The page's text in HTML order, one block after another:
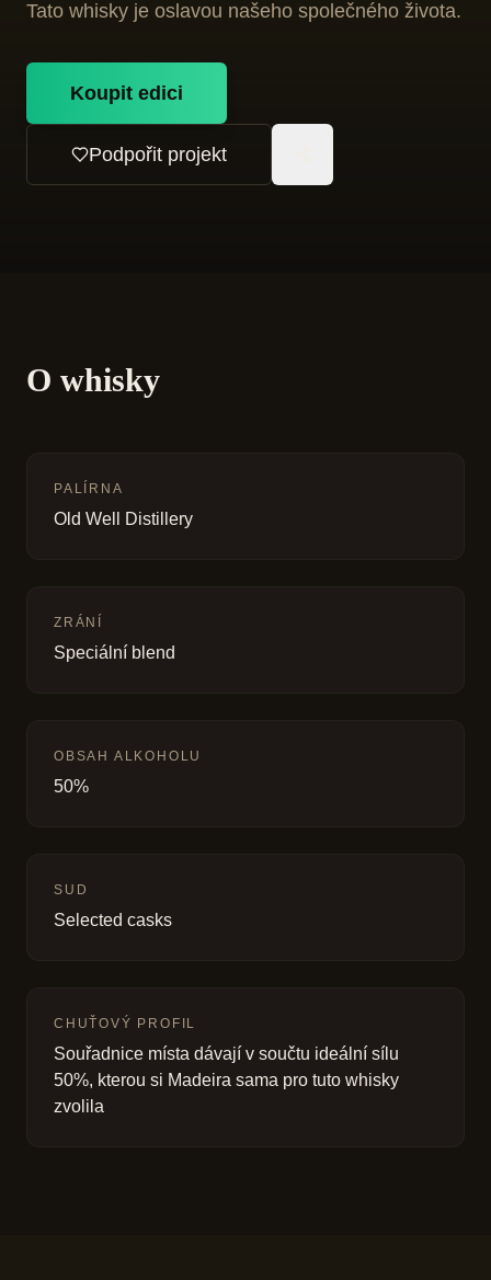
Tato whisky je oslavou našeho společného života.
Koupit edici
Podpořit projekt
O whisky
PALÍRNA
Old Well Distillery
ZRÁNÍ
Speciální blend
OBSAH ALKOHOLU
50%
SUD
Selected casks
CHUŤOVÝ PROFIL
Souřadnice místa dávají v součtu ideální sílu
50%, kterou si Madeira sama pro tuto whisky
zvolila